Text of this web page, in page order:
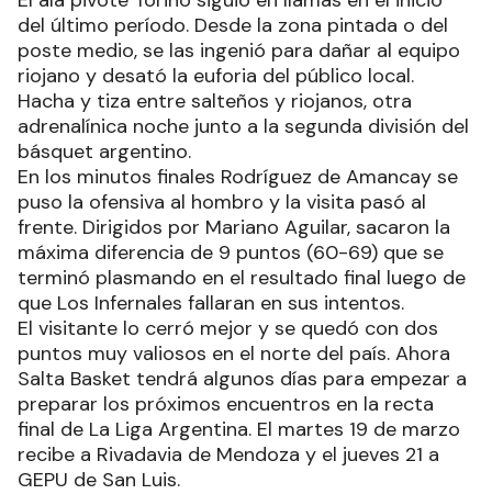
del último período. Desde la zona pintada o del
poste medio, se las ingenió para dañar al equipo
riojano y desató la euforia del público local.
Hacha y tiza entre salteños y riojanos, otra
adrenalínica noche junto a la segunda división del
básquet argentino.
En los minutos finales Rodríguez de Amancay se
puso la ofensiva al hombro y la visita pasó al
frente. Dirigidos por Mariano Aguilar, sacaron la
máxima diferencia de 9 puntos (60-69) que se
terminó plasmando en el resultado final luego de
que Los Infernales fallaran en sus intentos.
El visitante lo cerró mejor y se quedó con dos
puntos muy valiosos en el norte del país. Ahora
Salta Basket tendrá algunos días para empezar a
preparar los próximos encuentros en la recta
final de La Liga Argentina. El martes 19 de marzo
recibe a Rivadavia de Mendoza y el jueves 21 a
GEPU de San Luis.